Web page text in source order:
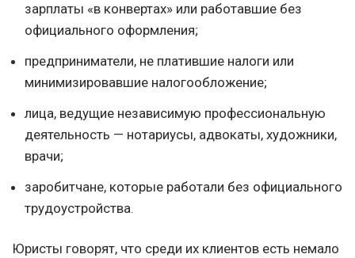
зарплаты «в конвертах» или работавшие без
официального оформления;
предприниматели, не платившие налоги или
минимизировавшие налогообложение;
лица, ведущие независимую профессиональную
деятельность — нотариусы, адвокаты, художники,
врачи;
заробитчане, которые работали без официального
трудоустройства.
Юристы говорят, что среди их клиентов есть немало